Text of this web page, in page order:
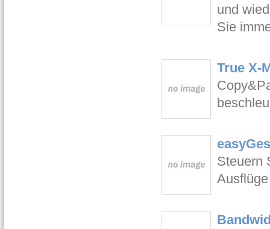
und
Sie
True X-
Steuern